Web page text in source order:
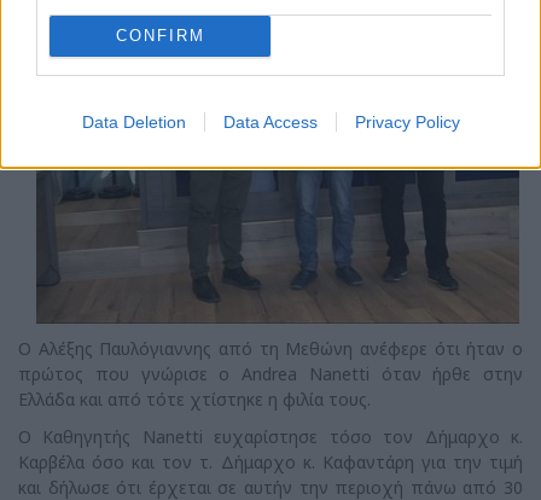
CONFIRM
Data Deletion Data Access Privacy Policy
Ο Αλέξης Παυλόγιαννης από τη Μεθώνη ανέφερε ότι ήταν ο
πρώτος που γνώρισε ο Andrea Nanetti όταν ήρθε στην
Ελλάδα και από τότε χτίστηκε η φιλία τους.
Ο Καθηγητής Nanetti ευχαρίστησε τόσο τον Δήμαρχο κ.
Καρβέλα όσο και τον τ. Δήμαρχο κ. Καφαντάρη για την τιμή
και δήλωσε ότι έρχεται σε αυτήν την περιοχή πάνω από 30